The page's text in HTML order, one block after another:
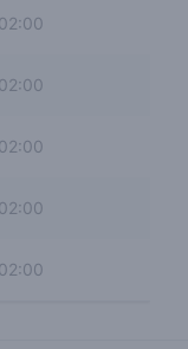
02:00
02:00
02:00
02:00
02:00